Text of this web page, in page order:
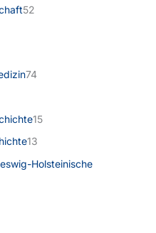
52
74
15
13
Holsteinische